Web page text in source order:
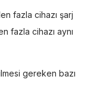
fazla cihazı şarj
fazla cihazı aynı
gereken bazı